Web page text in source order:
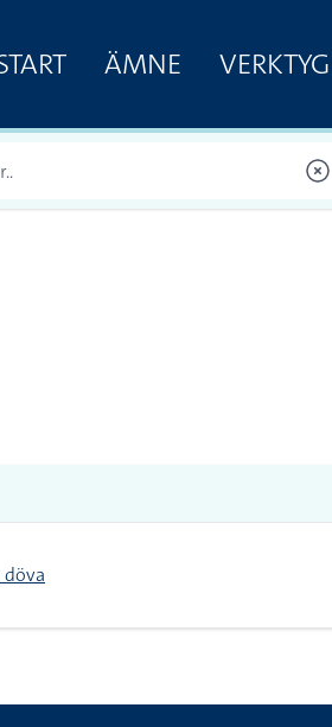
ÄMNE VERKTYG